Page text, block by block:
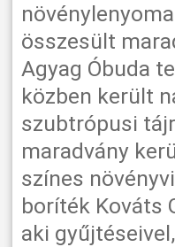
összesült
Agyag Óbuda
közben került
szubtrópusi
maradvány
színes
boríték Kováts
aki